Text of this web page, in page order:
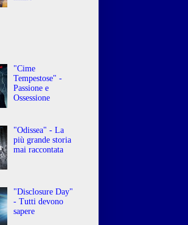
"Cime
Tempestose" -
Passione e
Ossessione
"Odissea" - La
più grande storia
mai raccontata
"Disclosure Day"
- Tutti devono
sapere